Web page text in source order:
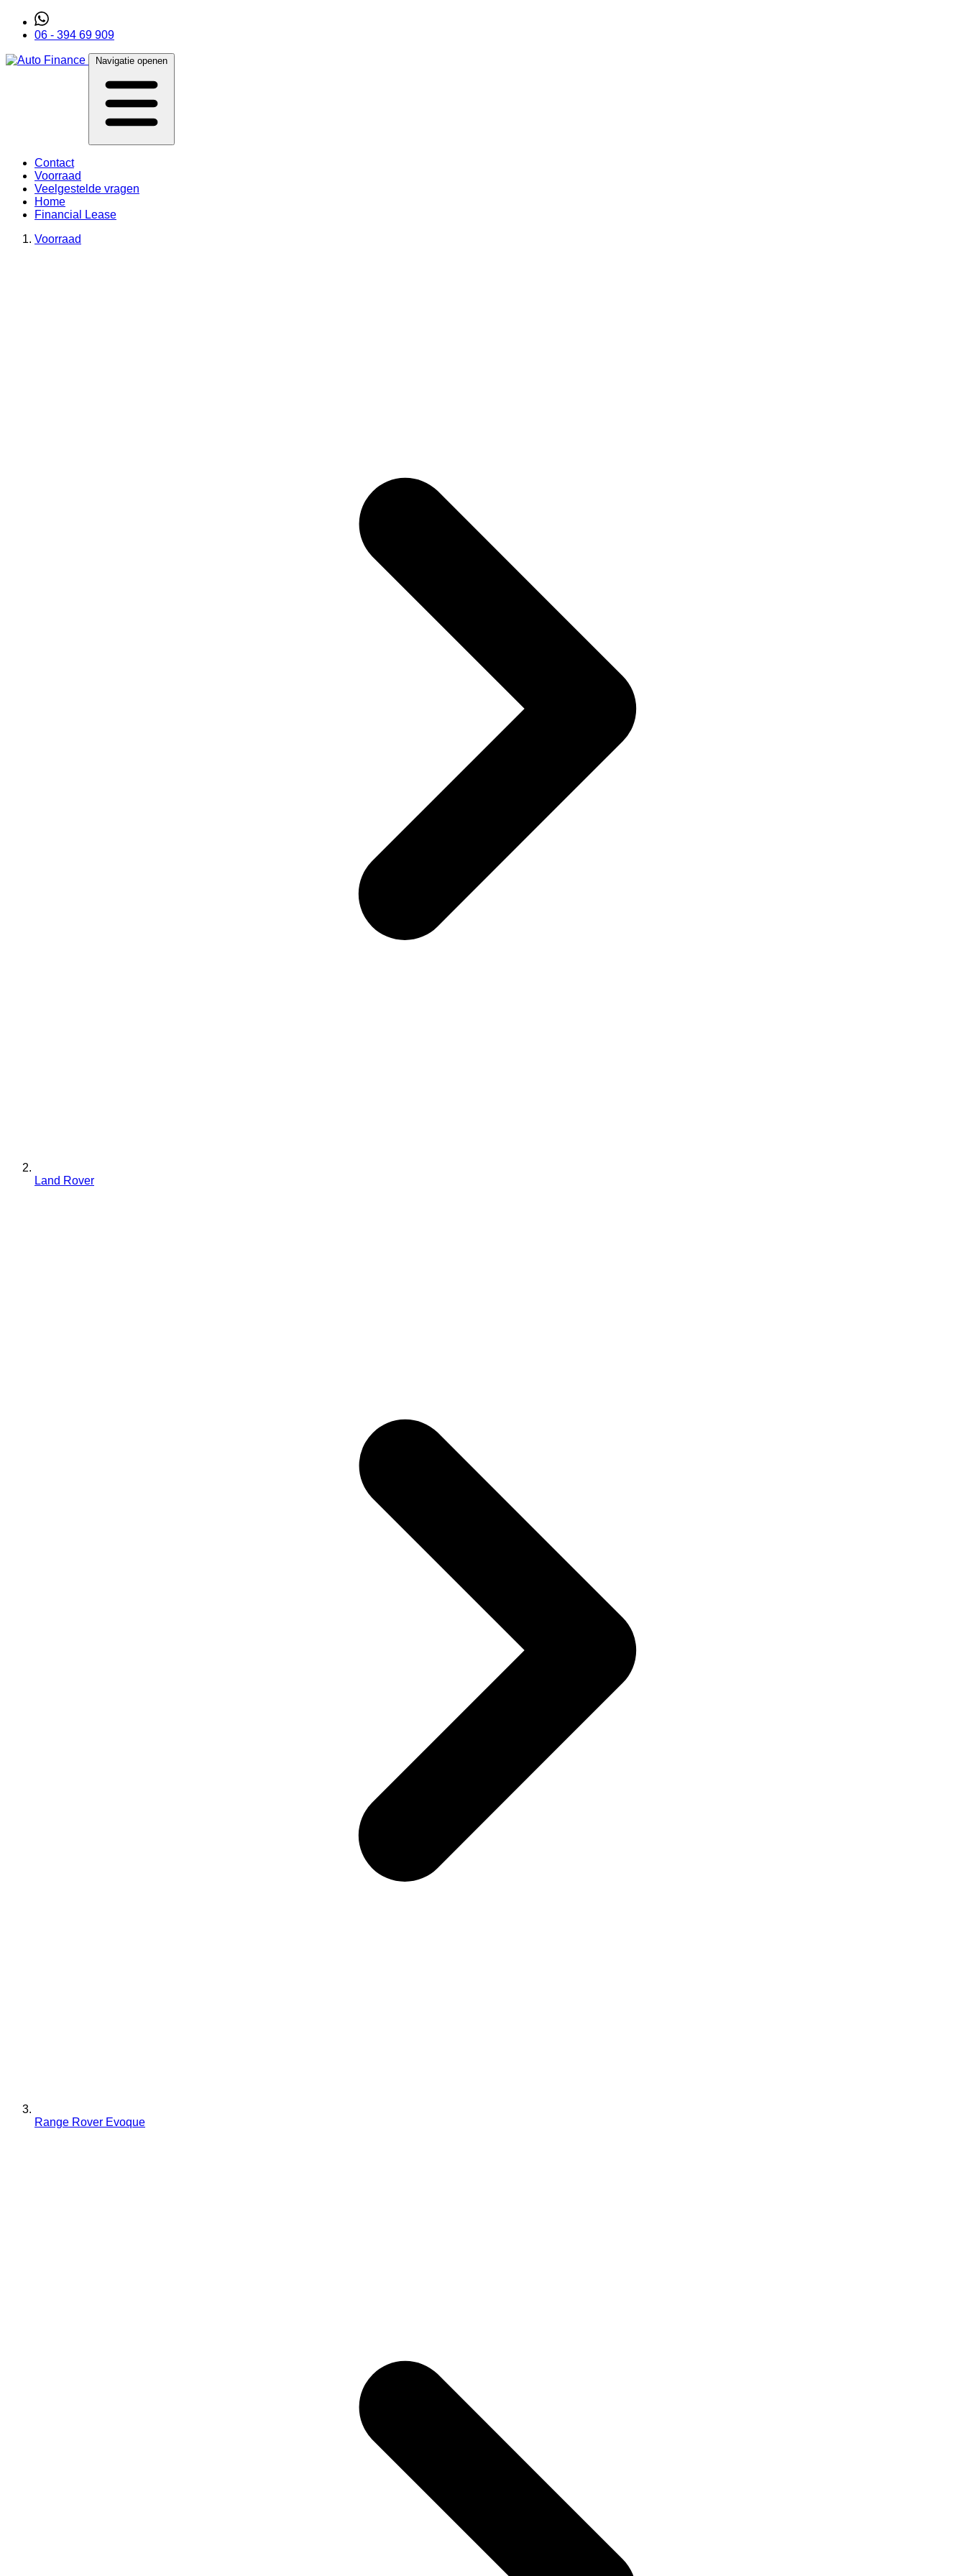
06 - 394 69 909
Navigatie openen
Contact
Voorraad
Veelgestelde vragen
Home
Financial Lease
Voorraad
Land Rover
Range Rover Evoque